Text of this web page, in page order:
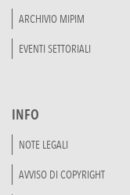
ARCHIVIO MIPIM
EVENTI SETTORIALI
INFO
NOTE LEGALI
AVVISO DI COPYRIGHT